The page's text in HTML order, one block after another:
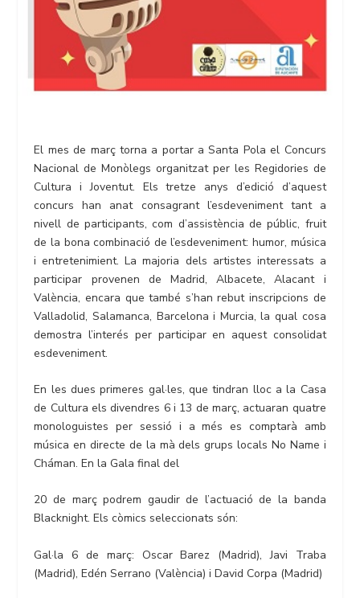
El mes de març torna a portar a Santa Pola el Concurs
Nacional de Monòlegs organitzat per les Regidories de
Cultura i Joventut. Els tretze anys d’edició d’aquest
concurs han anat consagrant l’esdeveniment tant a
nivell de participants, com d’assistència de públic, fruit
de la bona combinació de l’esdeveniment: humor, música
i entretenimient. La majoria dels artistes interessats a
participar provenen de Madrid, Albacete, Alacant i
València, encara que també s’han rebut inscripcions de
Valladolid, Salamanca, Barcelona i Murcia, la qual cosa
demostra l’interés per participar en aquest consolidat
esdeveniment.
En les dues primeres gal·les, que tindran lloc a la Casa
de Cultura els divendres 6 i 13 de març, actuaran quatre
monologuistes per sessió i a més es comptarà amb
música en directe de la mà dels grups locals No Name i
Cháman. En la Gala final del
20 de març podrem gaudir de l’actuació de la banda
Blacknight. Els còmics seleccionats són:
Gal·la 6 de març: Oscar Barez (Madrid), Javi Traba
(Madrid), Edén Serrano (València) i David Corpa (Madrid)